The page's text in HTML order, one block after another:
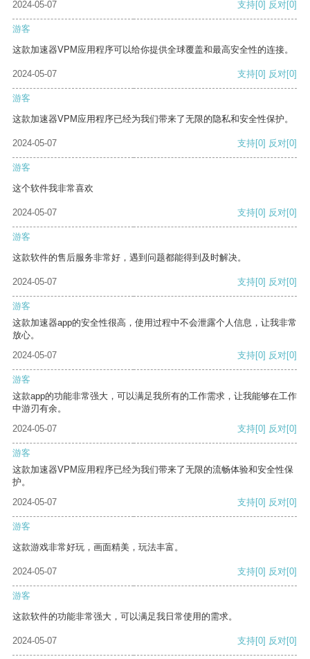
2024-05-07 支持[0] 反对[0]
游客
这款加速器VPM应用程序可以给你提供全球覆盖和最高安全性的连接。
2024-05-07 支持[0] 反对[0]
游客
这款加速器VPM应用程序已经为我们带来了无限的隐私和安全性保护。
2024-05-07 支持[0] 反对[0]
游客
这个软件我非常喜欢
2024-05-07 支持[0] 反对[0]
游客
这款软件的售后服务非常好，遇到问题都能得到及时解决。
2024-05-07 支持[0] 反对[0]
游客
这款加速器app的安全性很高，使用过程中不会泄露个人信息，让我非常
放心。
2024-05-07
支持[0] 反对[0]
游客
这款app的功能非常强大，可以满足我所有的工作需求，让我能够在工作
中游刃有余。
2024-05-07
支持[0] 反对[0]
游客
这款加速器VPM应用程序已经为我们带来了无限的流畅体验和安全性保
护。
2024-05-07
支持[0] 反对[0]
游客
这款游戏非常好玩，画面精美，玩法丰富。
2024-05-07 支持[0] 反对[0]
游客
这款软件的功能非常强大，可以满足我日常使用的需求。
2024-05-07 支持[0] 反对[0]